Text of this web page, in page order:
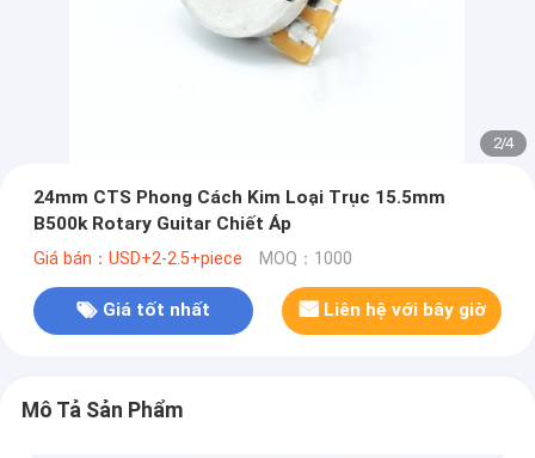
2/4
24mm CTS Phong Cách Kim Loại Trục 15.5mm
B500k Rotary Guitar Chiết Áp
Giá bán：USD+2-2.5+piece MOQ：1000
Giá tốt nhất Liên hệ với bây giờ
Mô Tả Sản Phẩm